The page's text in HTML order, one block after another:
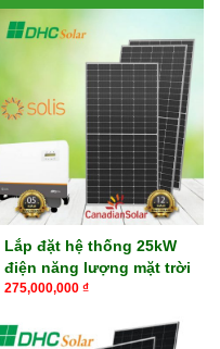
Lắp đặt hệ thống 25kW
điện năng lượng mặt trời
275,000,000 ₫